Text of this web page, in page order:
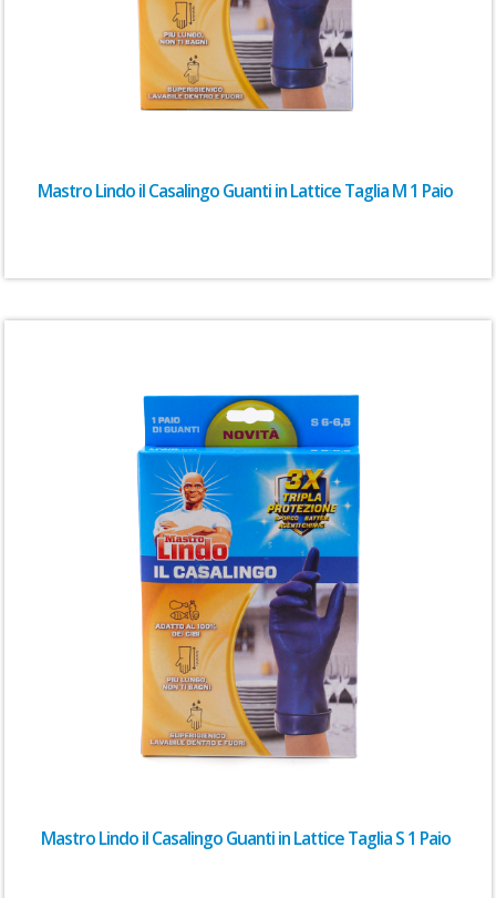
Mastro Lindo il Casalingo Guanti in Lattice Taglia M 1 Paio
Mastro Lindo il Casalingo Guanti in Lattice Taglia S 1 Paio